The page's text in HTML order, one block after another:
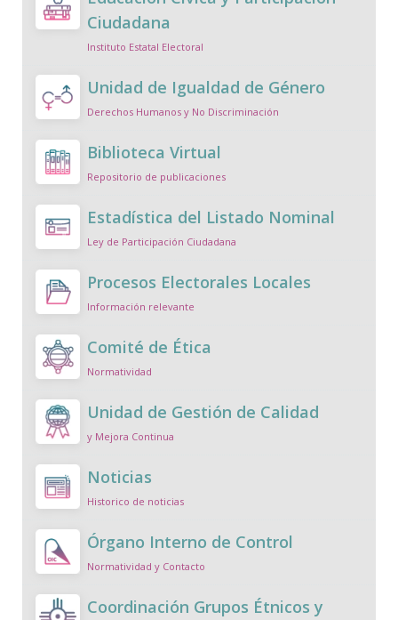
Ciudadana
Instituto Estatal Electoral
Unidad de Igualdad de Género
Derechos Humanos y No Discriminación
Biblioteca Virtual
Repositorio de publicaciones
Estadística del Listado Nominal
Ley de Participación Ciudadana
Procesos Electorales Locales
Información relevante
Comité de Ética
Normatividad
Unidad de Gestión de Calidad
y Mejora Continua
Noticias
Historico de noticias
Órgano Interno de Control
Normatividad y Contacto
Coordinación Grupos Étnicos y